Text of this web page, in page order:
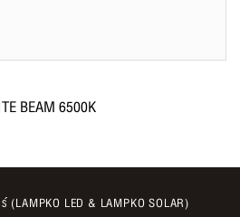
BEAM 6500K
(LAMPKO LED & LAMPKO SOLAR)